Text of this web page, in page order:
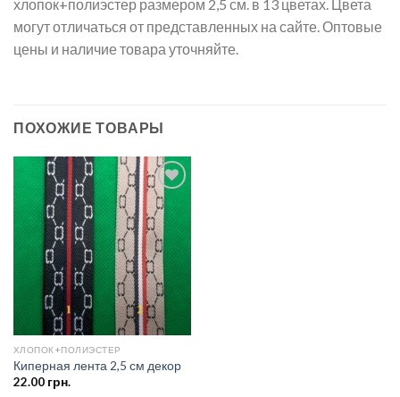
хлопок+полиэстер размером 2,5 см. в 13 цветах. Цвета
могут отличаться от представленных на сайте. Оптовые
цены и наличие товара уточняйте.
ПОХОЖИЕ ТОВАРЫ
Добавить
в список
желаний
ХЛОПОК+ПОЛИЭСТЕР
Киперная лента 2,5 см декор
22.00грн.